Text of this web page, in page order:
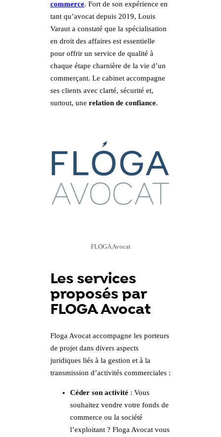
commerce. Fort de son expérience en
tant qu’avocat depuis 2019, Louis
Varaut a constaté que la spécialisation
en droit des affaires est essentielle
pour offrir un service de qualité à
chaque étape charnière de la vie d’un
commerçant. Le cabinet accompagne
ses clients avec clarté, sécurité et,
surtout, une relation de confiance.
FLOGA Avocat
Les services
proposés par
FLOGA Avocat
Floga Avocat accompagne les porteurs
de projet dans divers aspects
juridiques liés à la gestion et à la
transmission d’activités commerciales :
Céder son activité: Vous
souhaitez vendre votre fonds de
commerce ou la société
l’exploitant ? Floga Avocat vous